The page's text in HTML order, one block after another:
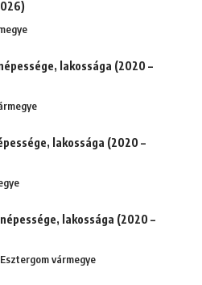
lakossága (2020 –
lakossága (2020 –
lakossága (2020 –
vármegye